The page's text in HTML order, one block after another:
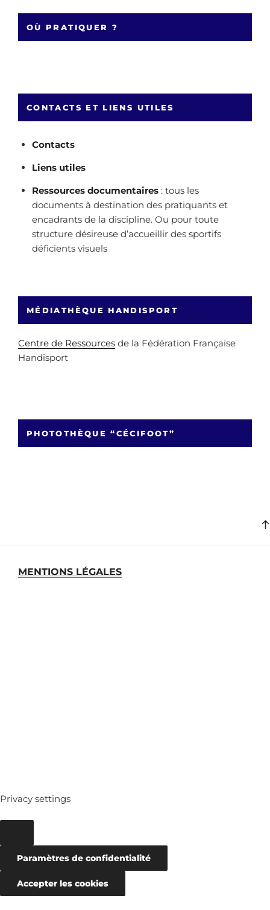
OÙ PRATIQUER ?
CONTACTS ET LIENS UTILES
Contacts
Liens utiles
Ressources documentaires : tous les
documents à destination des pratiquants et
encadrants de la discipline. Ou pour toute
structure désireuse d’accueillir des sportifs
déficients visuels
MÉDIATHÈQUE HANDISPORT
Centre de Ressources de la Fédération Française
Handisport
PHOTOTHÈQUE “CÉCIFOOT”
MENTIONS LÉGALES
Privacy settings
Paramètres de confidentialité
Accepter les cookies